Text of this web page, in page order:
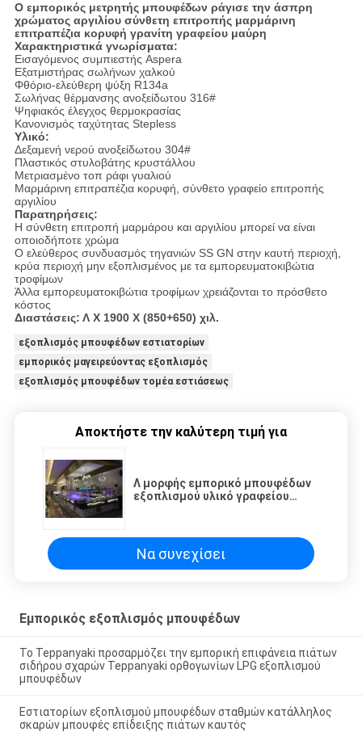
Ο εμπορικός μετρητής μπουφέδων ράγισε την άσπρη
χρώματος αργιλίου σύνθετη επιτροπής μαρμάρινη
επιτραπέζια κορυφή γρανίτη γραφείου μαύρη
Χαρακτηριστικά γνωρίσματα:
Εισαγόμενος συμπιεστής Aspera
Εξατμιστήρας σωλήνων χαλκού
Φθόριο-ελεύθερη ψύξη R134a
Σωλήνας θέρμανσης ανοξείδωτου 316#
Ψηφιακός έλεγχος θερμοκρασίας
Κανονισμός ταχύτητας Stepless
Υλικό:
Δεξαμενή νερού ανοξείδωτου 304#
Πλαστικός στυλοβάτης κρυστάλλου
Μετριασμένο τοπ ράφι γυαλιού
Μαρμάρινη επιτραπέζια κορυφή, σύνθετο γραφείο επιτροπής
αργιλίου
Παρατηρήσεις:
Η σύνθετη επιτροπή μαρμάρου και αργιλίου μπορεί να είναι
οποιοδήποτε χρώμα
Ο ελεύθερος συνδυασμός τηγανιών SS GN στην καυτή περιοχή,
κρύα περιοχή μην εξοπλισμένος με τα εμπορευματοκιβώτια
τροφίμων
Άλλα εμπορευματοκιβώτια τροφίμων χρειάζονται το πρόσθετο
κόστος
Διαστάσεις: Λ Χ 1900 Χ (850+650) χιλ.
εξοπλισμός μπουφέδων εστιατορίων
εμπορικός μαγειρεύοντας εξοπλισμός
εξοπλισμός μπουφέδων τομέα εστιάσεως
Αποκτήστε την καλύτερη τιμή για
Λ μορφής εμπορικό μπουφέδων
εξοπλισμού υλικό γραφείου
Να συνεχίσει
Εμπορικός εξοπλισμός μπουφέδων
Το Teppanyaki προσαρμόζει την εμπορική επιφάνεια πιάτων
σιδήρου σχαρών Teppanyaki ορθογωνίων LPG εξοπλισμού
μπουφέδων
Εστιατορίων εξοπλισμού μπουφέδων σταθμών κατάλληλος
σκαρών μπουφές επίδειξης πιάτων καυτός